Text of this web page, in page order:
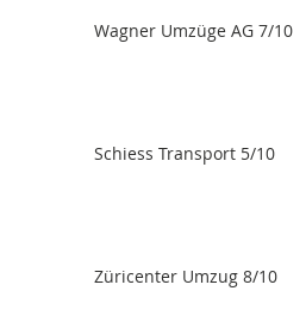
Wagner Umzüge AG 7/10
Schiess Transport 5/10
Züricenter Umzug 8/10